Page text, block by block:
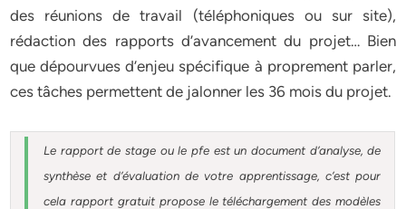
des réunions de travail (téléphoniques ou sur site),
rédaction des rapports d’avancement du projet… Bien
que dépourvues d’enjeu spécifique à proprement parler,
ces tâches permettent de jalonner les 36 mois du projet.
Le rapport de stage ou le pfe est un document d’analyse, de
synthèse et d’évaluation de votre apprentissage, c’est pour
cela rapport gratuit propose le téléchargement des modèles